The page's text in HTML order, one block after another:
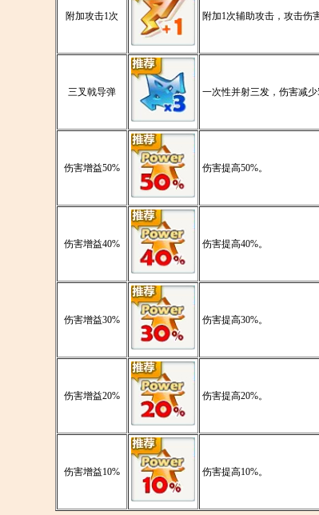
附加攻击1次 附加1次辅助攻击，攻击伤
三叉戟导弹 一次性并射三发，伤害减少
伤害增益50% 伤害提高50%。
伤害增益40% 伤害提高40%。
伤害增益30% 伤害提高30%。
伤害增益20% 伤害提高20%。
伤害增益10% 伤害提高10%。